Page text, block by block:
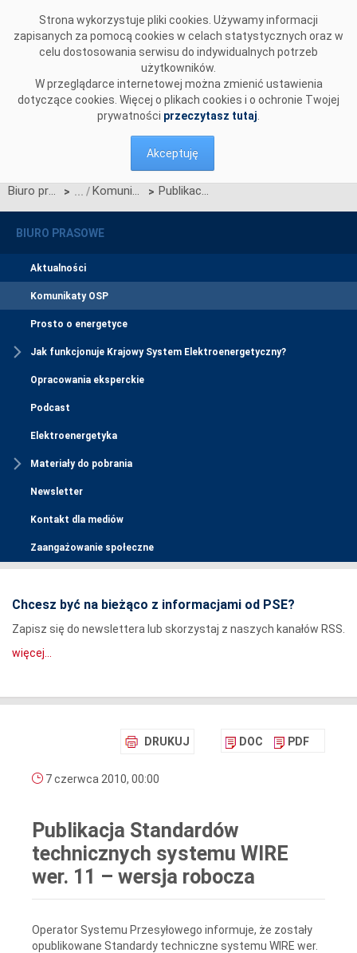
Strona wykorzystuje pliki cookies. Używamy informacji
zapisanych za pomocą cookies w celach statystycznych oraz w
celu dostosowania serwisu do indywidualnych potrzeb
użytkowników.
W przeglądarce internetowej można zmienić ustawienia
dotyczące cookies. Więcej o plikach cookies i o ochronie Twojej
prywatności przeczytasz tutaj
Akceptuję
Biuro prasowe > Komunikaty OSP > Publikacja Standardów technicznych systemu WIRE wer. 11 — wersja robocza
BIURO PRASOWE
Aktualności
Komunikaty OSP
Prosto o energetyce
Jak funkcjonuje Krajowy System Elektroenergetyczny?
Opracowania eksperckie
Podcast
Elektroenergetyka
Materiały do pobrania
Newsletter
Kontakt dla mediów
Zaangażowanie społeczne
Chcesz być na bieżąco z informacjami od PSE?
Zapisz się do newslettera lub skorzystaj z naszych kanałów RSS.
więcej...
DRUKUJ DOC PDF
7 czerwca 2010, 00:00
Publikacja Standardów
technicznych systemu WIRE
wer. 11 – wersja robocza
Operator Systemu Przesyłowego informuje, że zostały
opublikowane Standardy techniczne systemu WIRE wer.